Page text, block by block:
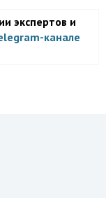
экспертов и
канале